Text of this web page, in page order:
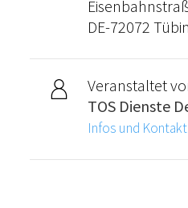
DE-72072
Veranstaltet
TOS Dienste
Infos und Kontakt